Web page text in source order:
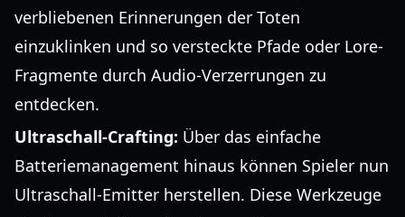
verbliebenen Erinnerungen der Toten
einzuklinken und so versteckte Pfade oder Lore-
Fragmente durch Audio-Verzerrungen zu
entdecken.
Ultraschall-Crafting: Über das einfache
Batteriemanagement hinaus können Spieler nun
Ultraschall-Emitter herstellen. Diese Werkzeuge